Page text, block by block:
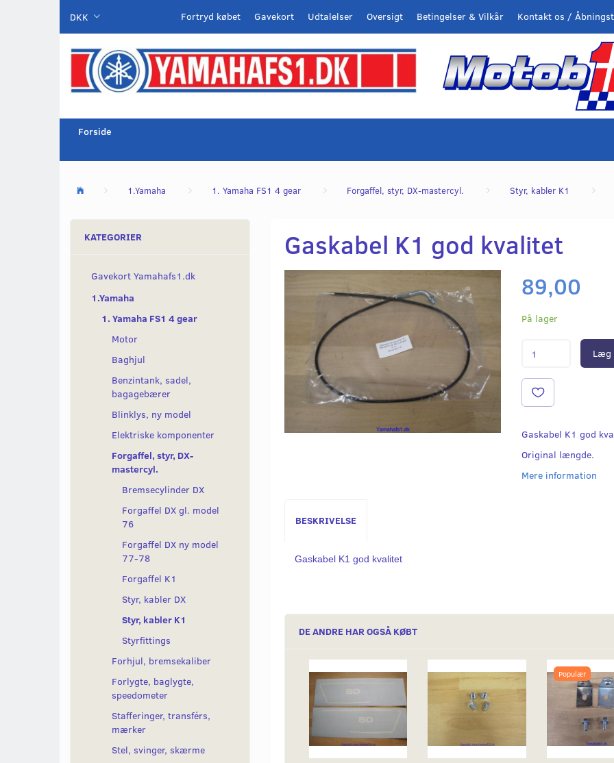
DKK Kontakt os /
Betingelser & Vilkår
Oversigt
Udtalelser
Gavekort
Fortryd købet
Forside
1.Yamaha 1. Yamaha FS1 4 gear Forgaffel, styr, DX-mastercyl. Styr, kabler K1
KATEGORIER
Gavekort Yamahafs1.dk
1.Yamaha
1. Yamaha FS1 4 gear
Motor
Baghjul
Benzintank, sadel,
bagagebærer
Blinklys, ny model
Elektriske komponenter
Forgaffel, styr, DX-
mastercyl.
Bremsecylinder DX
Forgaffel DX gl. model
76
Forgaffel DX ny model
77-78
Forgaffel K1
Styr, kabler DX
Styr, kabler K1
Styrfittings
Forhjul, bremsekaliber
Forlygte, baglygte,
speedometer
Stafferinger, transférs,
mærker
Stel, svinger, skærme
Gaskabel K1 god kvalitet
89,00
På lager
Læg
Gaskabel K1 god
Original længde.
Mere information
BESKRIVELSE
Gaskabel K1 god kvalitet
DE ANDRE HAR OGSÅ KØBT
Populær